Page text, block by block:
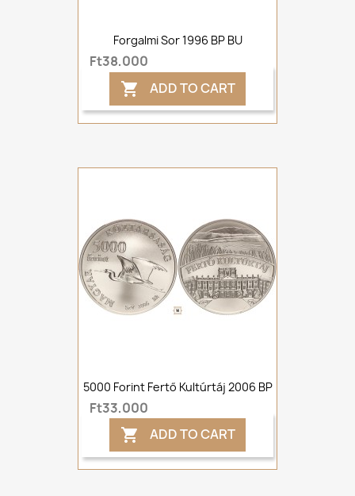
Forgalmi Sor 1996 BP BU
Ft38,000
 ADD TO CART
5000 Forint Fertő Kultúrtáj 2006 BP
Ft33,000
 ADD TO CART